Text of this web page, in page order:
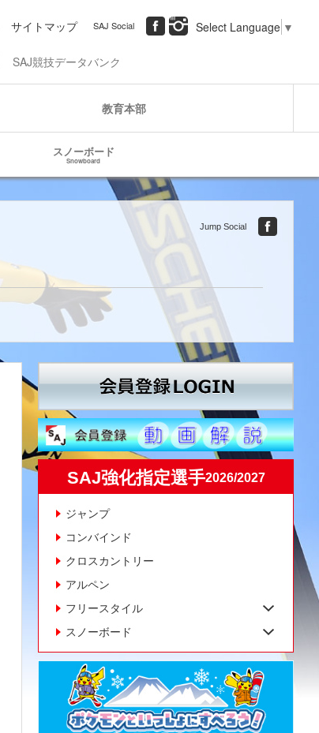
サイトマップ SAJ Social Select Language ▼
SAJ競技データバンク
教育本部
スノーボード
Snowboard
Jump Social
SAJ強化指定選手2026/2027
ジャンプ
コンバインド
クロスカントリー
アルペン
フリースタイル
スノーボード